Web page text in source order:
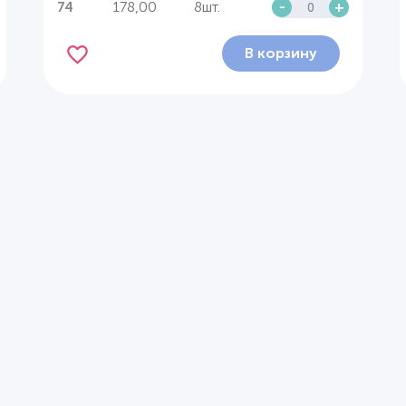
74 178,00 8шт. - +
В корзину